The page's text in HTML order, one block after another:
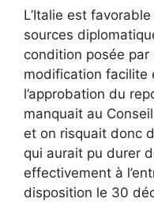
L’Italie est
sources
condition posée
modification facilite
l’approbation du
manquait au
et on risquait donc
qui aurait pu durer
effectivement à
disposition le 30